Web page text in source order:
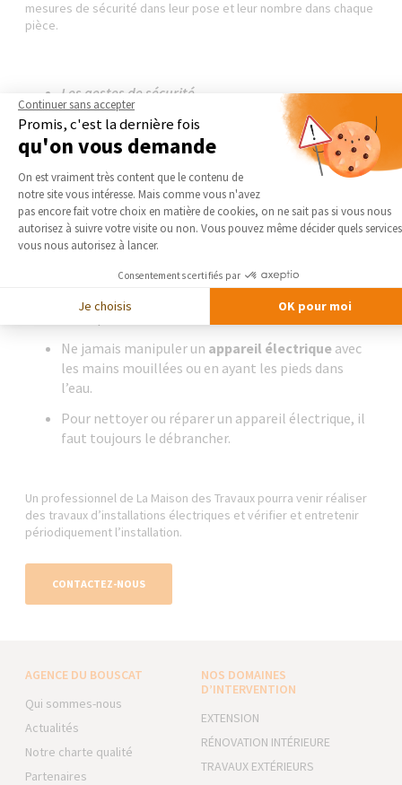
mesures de sécurité dans leur pose et leur nombre dans chaque
pièce.
Les gestes de sécurité
Lors de la réalisation detravaux électriques
, il y a également
des gestes élémentaires à effectuer :
Couper le courant au disjoncteur général
Ne jamais déplomber le disjoncteur et ne jamais
toucher aux fils d’arrivée
Pour installer les canalisations électriques, il faut
repérer où les installer avant de percer dans un mur
Ne jamais manipuler un appareil électrique avec
les mains mouillées ou en ayant les pieds dans
l’eau.
Pour nettoyer ou réparer un appareil électrique, il
faut toujours le débrancher.
Un professionnel de La Maison des Travaux pourra venir réaliser
des travaux d’installations électriques et vérifier et entretenir
périodiquement l’installation.
CONTACTEZ-NOUS
AGENCE DU BOUSCAT
Qui sommes-nous
Actualités
Notre charte qualité
Partenaires
NOS DOMAINES
D’INTERVENTION
EXTENSION
RÉNOVATION INTÉRIEURE
TRAVAUX EXTÉRIEURS
Continuer sans accepter
Promis, c'est la dernière fois
qu'on vous demande
Plateforme de Gestion du
On est vraiment très content que le contenu de
notre site vous intéresse. Mais comme vous n'avez
pas encore fait votre choix en matière de cookies, on ne sait pas si vous nous
autorisez à suivre votre visite ou non. Vous pouvez même décider quels services
vous nous autorisez à lancer.
Consentements certifiés par
Je choisis OK pour moi
Axeptio consent